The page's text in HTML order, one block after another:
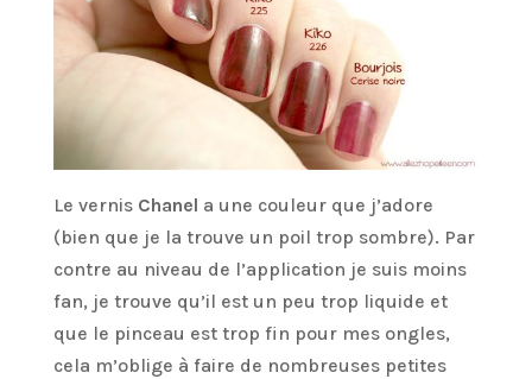
Le vernis Chanel a une couleur que j’adore
(bien que je la trouve un poil trop sombre). Par
contre au niveau de l’application je suis moins
fan, je trouve qu’il est un peu trop liquide et
que le pinceau est trop fin pour mes ongles,
cela m’oblige à faire de nombreuses petites